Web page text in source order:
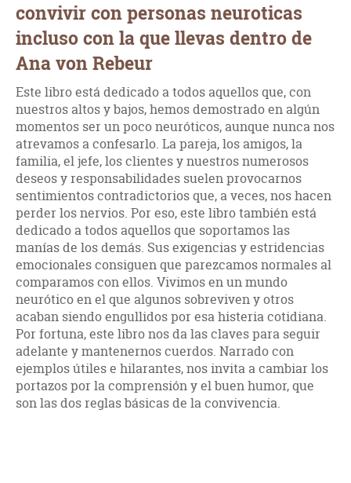
convivir con personas neuroticas
incluso con la que llevas dentro de
Ana von Rebeur
Este libro está dedicado a todos aquellos que, con
nuestros altos y bajos, hemos demostrado en algún
momentos ser un poco neuróticos, aunque nunca nos
atrevamos a confesarlo. La pareja, los amigos, la
familia, el jefe, los clientes y nuestros numerosos
deseos y responsabilidades suelen provocarnos
sentimientos contradictorios que, a veces, nos hacen
perder los nervios. Por eso, este libro también está
dedicado a todos aquellos que soportamos las
manías de los demás. Sus exigencias y estridencias
emocionales consiguen que parezcamos normales al
comparamos con ellos. Vivimos en un mundo
neurótico en el que algunos sobreviven y otros
acaban siendo engullidos por esa histeria cotidiana.
Por fortuna, este libro nos da las claves para seguir
adelante y mantenernos cuerdos. Narrado con
ejemplos útiles e hilarantes, nos invita a cambiar los
portazos por la comprensión y el buen humor, que
son las dos reglas básicas de la convivencia.